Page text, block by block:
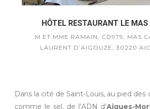
HÔTEL RESTAURANT LE MAS
M ET MME RAMAIN, CD979, MAS
LAURENT D’AIGOUZE, 30220
Dans la cité de Saint-Louis, au pied
comme le sel, de l’ADN d’Aigues-